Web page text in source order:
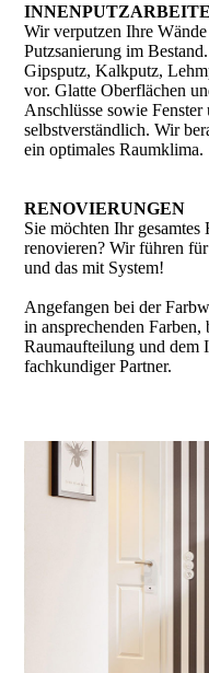
Wir verputzen Ihre
Putzsanierung im
Gipsputz, Kalkputz,
vor. Glatte Oberflächen
Anschlüsse sowie
selbstverständlich. Wir
ein optimales Raumklima.
RENOVIERUNGEN
Sie möchten Ihr
renovieren? Wir führen
und das mit System!
Angefangen bei der
in ansprechenden Farben,
Raumaufteilung und dem
fachkundiger Partner.